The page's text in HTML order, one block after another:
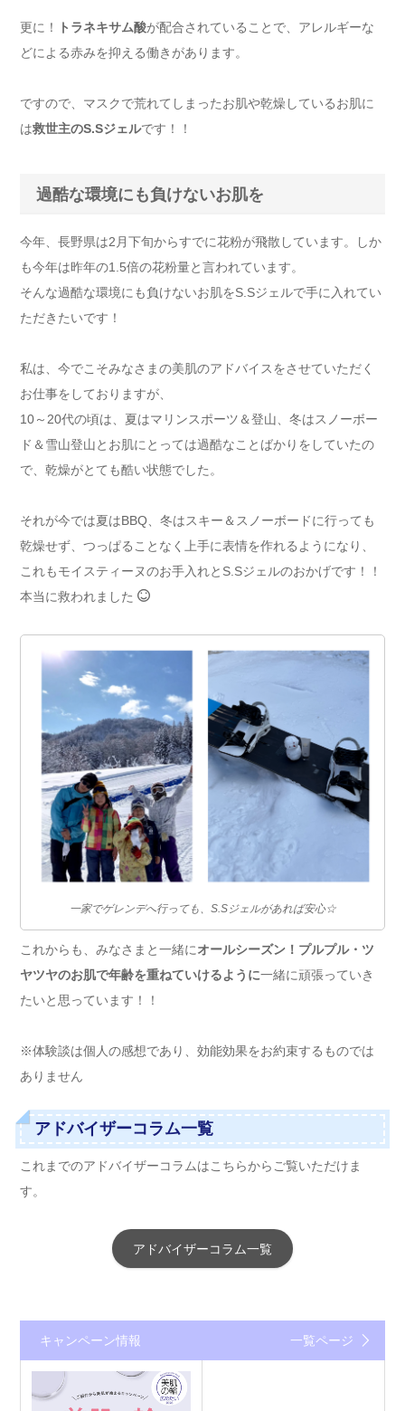
更に！ トラネキサム酸が配合されていることで、アレルギーな
どによる赤みを抑える働きがあります。
ですので、マスクで荒れてしまったお肌や乾燥しているお肌に
は救世主のS.Sジェルです！！
過酷な環境にも負けないお肌を
今年、長野県は2月下旬からすでに花粉が飛散しています。しか
も今年は昨年の1.5倍の花粉量と言われています。
そんな過酷な環境にも負けないお肌をS.Sジェルで手に入れてい
ただきたいです！
私は、今でこそみなさまの美肌のアドバイスをさせていただく
お仕事をしておりますが、
10～20代の頃は、夏はマリンスポーツ＆登山、冬はスノーボー
ド＆雪山登山とお肌にとっては過酷なことばかりをしていたの
で、乾燥がとても酷い状態でした。
それが今では夏はBBQ、冬はスキー＆スノーボードに行っても
乾燥せず、つっぱることなく上手に表情を作れるようになり、
これもモイスティーヌのお手入れとS.Sジェルのおかげです！！
本当に救われました
一家でゲレンデへ行っても、S.Sジェルがあれば安心☆
これからも、みなさまと一緒にオールシーズン！プルプル・ツ
ヤツヤのお肌で年齢を重ねていけるように一緒に頑張っていき
たいと思っています！！
※体験談は個人の感想であり、効能効果をお約束するものでは
ありません
アドバイザーコラム一覧
これまでのアドバイザーコラムはこちらからご覧いただけま
す。
アドバイザーコラム一覧
キャンペーン情報 一覧ページ